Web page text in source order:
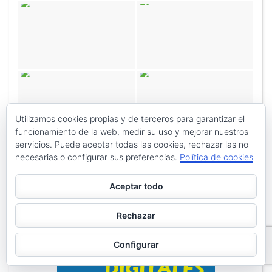
Utilizamos cookies propias y de terceros para garantizar el
funcionamiento de la web, medir su uso y mejorar nuestros
servicios. Puede aceptar todas las cookies, rechazar las no
necesarias o configurar sus preferencias. Política de cookies
Aceptar todo
Rechazar
Configurar